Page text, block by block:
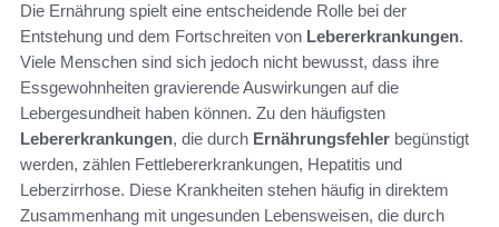
Die Ernährung spielt eine entscheidende Rolle bei der
Entstehung und dem Fortschreiten von Lebererkrankungen.
Viele Menschen sind sich jedoch nicht bewusst, dass ihre
Essgewohnheiten gravierende Auswirkungen auf die
Lebergesundheit haben können. Zu den häufigsten
Lebererkrankungen, die durch Ernährungsfehler begünstigt
werden, zählen Fettlebererkrankungen, Hepatitis und
Leberzirrhose. Diese Krankheiten stehen häufig in direktem
Zusammenhang mit ungesunden Lebensweisen, die durch